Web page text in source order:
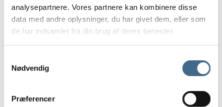
analysepartnere. Vores partnere kan kombinere disse
data med andre oplysninger, du har givet dem, eller som
de har indsamlet fra din brug af deres tjenester.
Nødvendig
Præferencer
15 cm.
Opbevaring